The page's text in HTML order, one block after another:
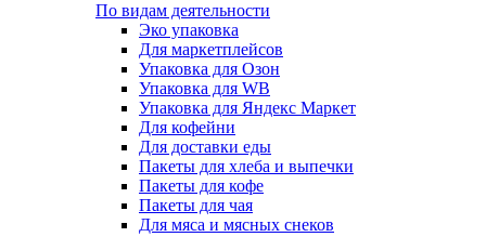
По видам деятельности
Эко упаковка
Для маркетплейсов
Упаковка для Озон
Упаковка для WB
Упаковка для Яндекс Маркет
Для кофейни
Для доставки еды
Пакеты для хлеба и выпечки
Пакеты для кофе
Пакеты для чая
Для мяса и мясных снеков